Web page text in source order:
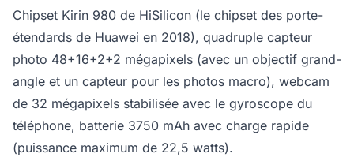
Chipset Kirin 980 de HiSilicon (le chipset des porte-
étendards de Huawei en 2018), quadruple capteur
photo 48+16+2+2 mégapixels (avec un objectif grand-
angle et un capteur pour les photos macro), webcam
de 32 mégapixels stabilisée avec le gyroscope du
téléphone, batterie 3750 mAh avec charge rapide
(puissance maximum de 22,5 watts).